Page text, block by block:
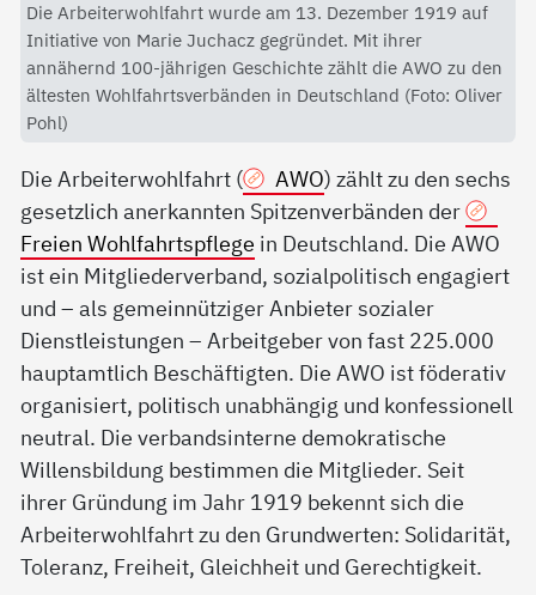
Die Arbeiterwohlfahrt wurde am 13. Dezember 1919 auf
Initiative von Marie Juchacz gegründet. Mit ihrer
annähernd 100-jährigen Geschichte zählt die AWO zu den
ältesten Wohlfahrtsverbänden in Deutschland (Foto: Oliver
Pohl)
Die Arbeiterwohlfahrt ( AWO) zählt zu den sechs
gesetzlich anerkannten Spitzenverbänden der
Freien Wohlfahrtspflege in Deutschland. Die AWO
ist ein Mitgliederverband, sozialpolitisch engagiert
und – als gemeinnütziger Anbieter sozialer
Dienstleistungen – Arbeitgeber von fast 225.000
hauptamtlich Beschäftigten. Die AWO ist föderativ
organisiert, politisch unabhängig und konfessionell
neutral. Die verbandsinterne demokratische
Willensbildung bestimmen die Mitglieder. Seit
ihrer Gründung im Jahr 1919 bekennt sich die
Arbeiterwohlfahrt zu den Grundwerten: Solidarität,
Toleranz, Freiheit, Gleichheit und Gerechtigkeit.